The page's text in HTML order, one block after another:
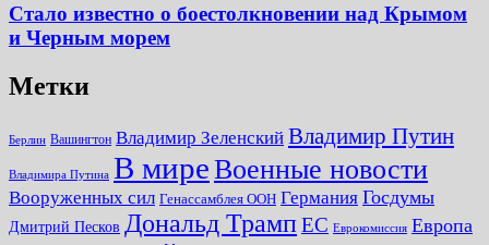
Стало известно о боестолкновении над Крымом
и Черным морем
Метки
Берлин Вашингтон Владимир Зеленский Владимир Путин
Владимира Путина В миреВоенные новости
Вооруженных сил Генассамблея ООН Германия Госдумы
Дмитрий Песков Дональд ТрампЕС Еврокомиссия Европа